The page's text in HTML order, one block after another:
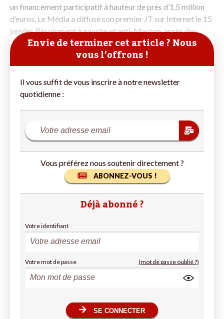
un financement participatif à hauteur de près d’1,5 million
d’euros, Le Média a diffusé son premier JT sur Internet le 15
janvier. Résolument à gauche et anti-Macron, après des
Envie de terminer cet article ? Nous
vous l’offrons !
Il vous suffit de vous inscrire à notre newsletter
quotidienne :
Vous préférez nous soutenir directement ?
ABONNEZ-VOUS !
Déjà abonné ?
Votre identifiant
Votre mot de passe (mot de passe oublié ?)
SE CONNECTER